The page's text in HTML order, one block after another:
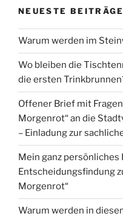
NEUESTE BEITRÄGE
Warum werden im
Wo bleiben die
die ersten
Offener Brief mit
Morgenrot“ an die
– Einladung zur
Mein ganz persönliches
Entscheidungsfindung
Morgenrot“
Warum werden in